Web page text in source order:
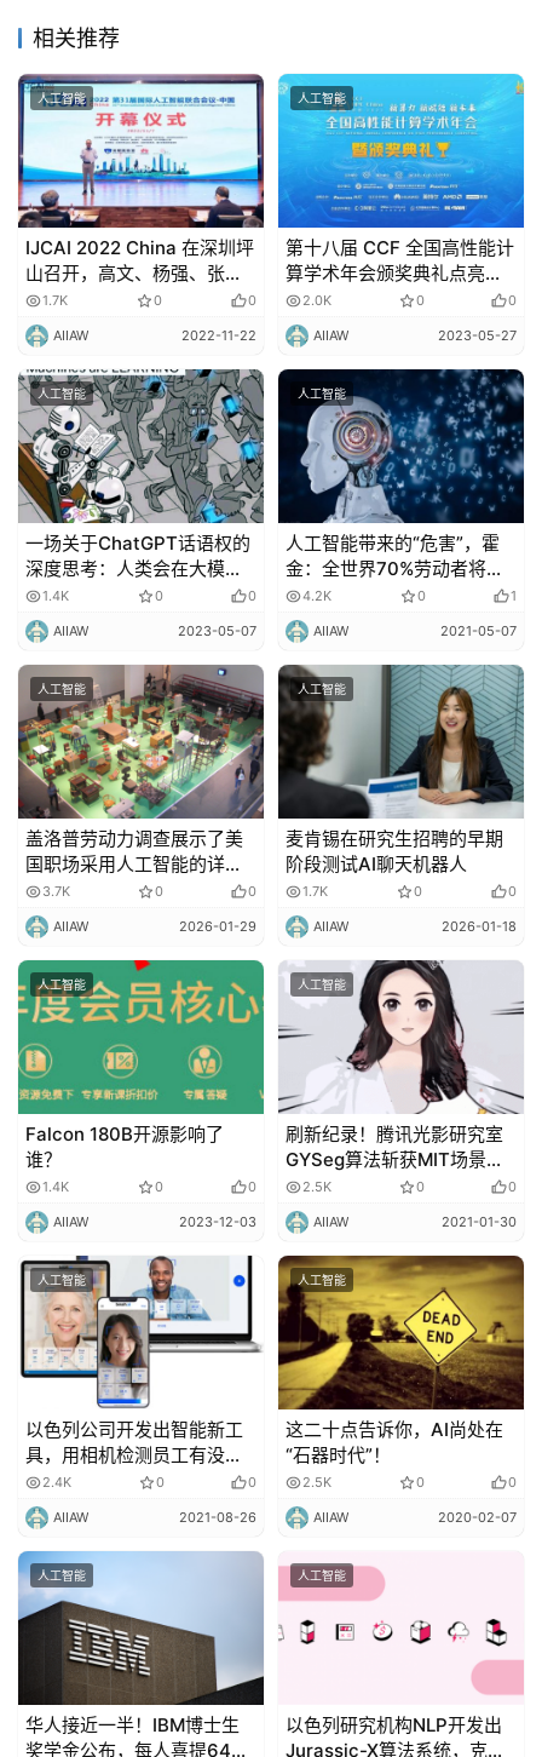
智
城
更
多
内
容
相关推荐
人工智能
IJCAI 2022 China 在深圳坪
山召开，高文、杨强、张正
友、周志华等等 AI 大牛出席
1.7K 0 0
AIIAW 2022-11-22
人工智能
第十八届 CCF 全国高性能计
算学术年会颁奖典礼点亮齐
鲁大地
2.0K 0 0
AIIAW 2023-05-27
人工智能
一场关于ChatGPT话语权的
深度思考：人类会在大模型
中迷失自我吗？
1.4K 0 0
AIIAW 2023-05-07
人工智能
人工智能带来的“危害”，霍
金：全世界70%劳动者将面
临失业！
4.2K 0 1
AIIAW 2021-05-07
人工智能
盖洛普劳动力调查展示了美
国职场采用人工智能的详细
情况
3.7K 0 0
AIIAW 2026-01-29
人工智能
麦肯锡在研究生招聘的早期
阶段测试AI聊天机器人
1.7K 0 0
AIIAW 2026-01-18
人工智能
Falcon 180B开源影响了
谁？
1.4K 0 0
AIIAW 2023-12-03
人工智能
刷新纪录！腾讯光影研究室
GYSeg算法斩获MIT场景解
析世界第一！
2.5K 0 0
AIIAW 2021-01-30
人工智能
以色列公司开发出智能新工
具，用相机检测员工有没生
病！
2.4K 0 0
AIIAW 2021-08-26
人工智能
这二十点告诉你，AI尚处在
“石器时代”！
2.5K 0 0
AIIAW 2020-02-07
人工智能
华人接近一半！IBM博士生
奖学金公布，每人喜提64万
人工智能
以色列研究机构NLP开发出
Jurassic-X算法系统，克服